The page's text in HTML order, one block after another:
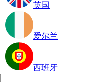
英国
爱尔兰
西班牙